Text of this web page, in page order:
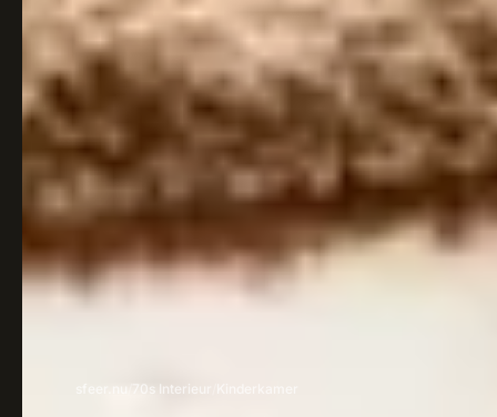
sfeer.nu 70s Interieur